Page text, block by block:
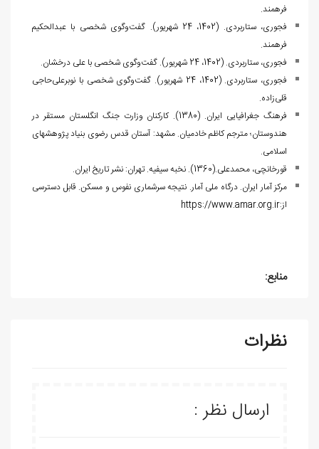
فرهمند.
فجوری، ستاربردی. (1402، 24 شهریور). گفت‌وگوی شخصی با عبدالحکیم
فرهمند.
فجوری، ستاربردی. (1402، 24 شهریور). گفت‌وگوی شخصی با علی درخشان.
فجوری، ستاربردی. (1402، 24 شهریور). گفت‌وگوی شخصی با نوبرعلی‌حاجی
قلی‌زاده.
ف‍ره‍ن‍گ‌ ج‍غ‍راف‍ی‍ای‍ی‌ ای‍ران‌. (1380). ک‍ارک‍ن‍ان‌ وزارت‌ ج‍ن‍گ‌ ان‍گ‍ل‍س‍ت‍ان‌ م‍س‍ت‍ق‍ر در
ه‍ن‍دوس‍ت‍ان‌؛ م‍ت‍رج‍م‌ ک‍اظم‌ خ‍ادم‍ی‍ان‌. م‍ش‍ه‍د: آس‍ت‍ان‌ ق‍دس‌ رض‍وی‌ ب‍ن‍ی‍اد پ‍ژوه‍ش‍ه‍ای‌
اس‍لام‍ی. ‌
قورخانچی، محمدعلی.(1360). نخبه سیفیه. تهران: نشر تاریخ ایران.
مرکز آمار ایران. درگاه ملی آمار. نتیجه سرشماری نفوس و مسکن. قابل دسترسی
از:https://www.amar.org.ir
منابع:
نظرات
ارسال نظر :